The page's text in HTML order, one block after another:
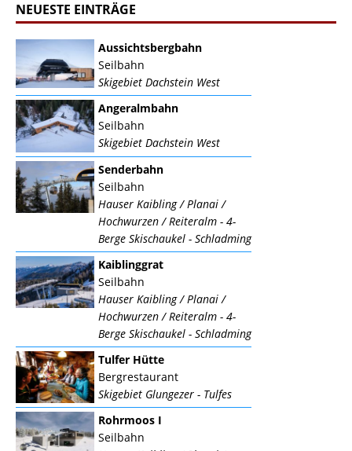
NEUESTE EINTRÄGE
Aussichtsbergbahn
Seilbahn
Skigebiet Dachstein West
Angeralmbahn
Seilbahn
Skigebiet Dachstein West
Senderbahn
Seilbahn
Hauser Kaibling / Planai /
Hochwurzen / Reiteralm - 4-
Berge Skischaukel - Schladming
Kaiblinggrat
Seilbahn
Hauser Kaibling / Planai /
Hochwurzen / Reiteralm - 4-
Berge Skischaukel - Schladming
Tulfer Hütte
Bergrestaurant
Skigebiet Glungezer - Tulfes
Rohrmoos I
Seilbahn